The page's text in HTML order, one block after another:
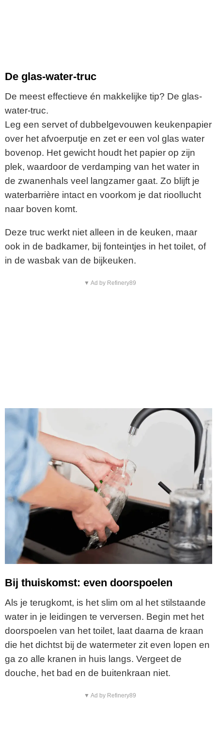
De glas-water-truc
De meest effectieve én makkelijke tip? De glas-
water-truc.
Leg een servet of dubbelgevouwen keukenpapier
over het afvoerputje en zet er een vol glas water
bovenop. Het gewicht houdt het papier op zijn
plek, waardoor de verdamping van het water in
de zwanenhals veel langzamer gaat. Zo blijft je
waterbarrière intact en voorkom je dat rioollucht
naar boven komt.
Deze truc werkt niet alleen in de keuken, maar
ook in de badkamer, bij fonteintjes in het toilet, of
in de wasbak van de bijkeuken.
▼ Ad by Refinery89
Bij thuiskomst: even doorspoelen
Als je terugkomt, is het slim om al het stilstaande
water in je leidingen te verversen. Begin met het
doorspoelen van het toilet, laat daarna de kraan
die het dichtst bij de watermeter zit even lopen en
ga zo alle kranen in huis langs. Vergeet de
douche, het bad en de buitenkraan niet.
▼ Ad by Refinery89